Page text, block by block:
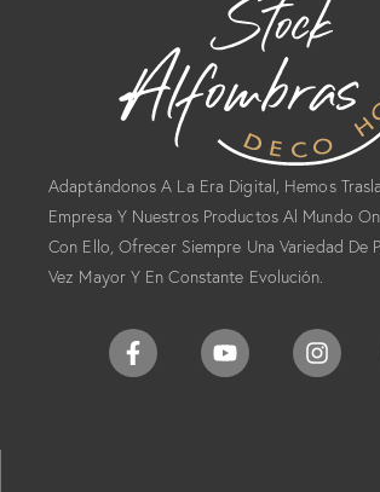
Adaptándonos A La Era Digital, Hemos
Empresa Y Nuestros Productos Al Mundo
Con Ello, Ofrecer Siempre Una Variedad De
Vez Mayor Y En Constante Evolución.